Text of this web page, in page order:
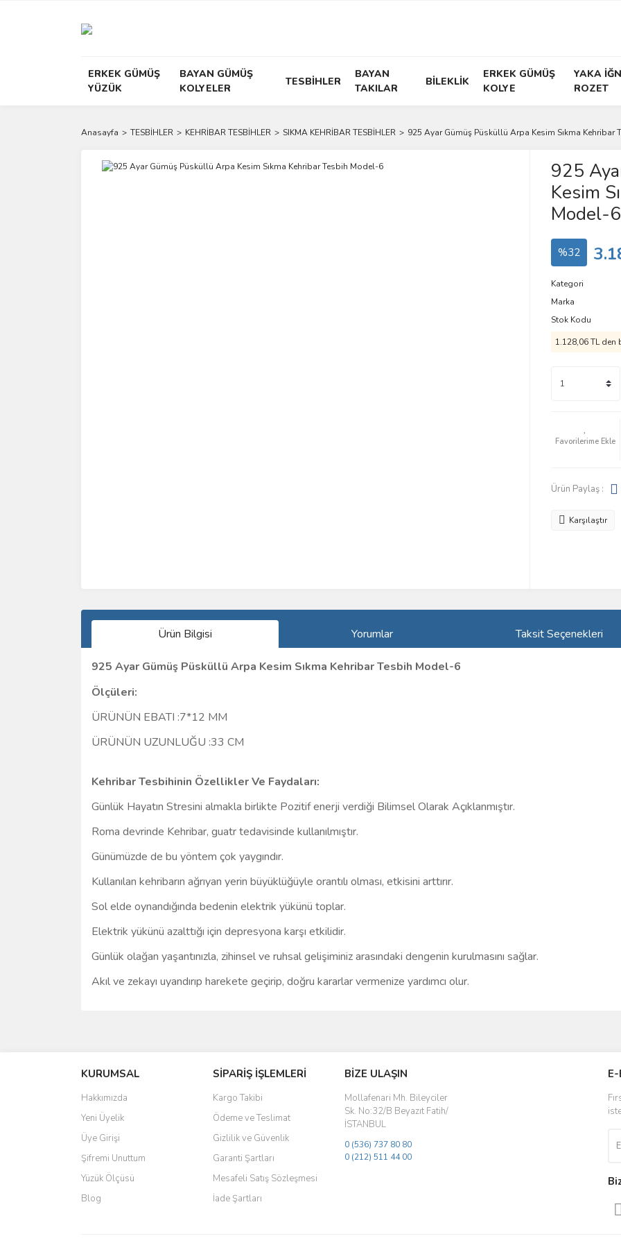
ERKEK GÜMÜŞ
YÜZÜK
BAYAN GÜMÜŞ
KOLYELER
TESBİHLER
BAYAN
TAKILAR
BİLEKLİK
ERKEK GÜMÜŞ
KOLYE
YAKA
ROZET
Anasayfa TESBİHLER KEHRİBAR TESBİHLER SIKMA KEHRİBAR TESBİHLER 925 Ayar Gümüş Püsküllü Arpa Kesim Sıkma Kehribar
925
Kesim
Model-6
%32
Kategori
Marka
Stok Kodu
1.128,06 TL
Ürün Paylaş :
Karşılaştır
Ürün Bilgisi Yorumlar Taksit Seçenekleri
925 Ayar Gümüş Püsküllü Arpa Kesim Sıkma Kehribar Tesbih Model-6
Ölçüleri:
ÜRÜNÜN EBATI :7*12 MM
ÜRÜNÜN UZUNLUĞU :33 CM
Kehribar Tesbihinin Özellikler Ve Faydaları:
Günlük Hayatın Stresini almakla birlikte Pozitif enerji verdiği Bilimsel Olarak Açıklanmıştır.
Roma devrinde Kehribar, guatr tedavisinde kullanılmıştır.
Günümüzde de bu yöntem çok yaygındır.
Kullanılan kehribarın ağrıyan yerin büyüklüğüyle orantılı olması, etkisini arttırır.
Sol elde oynandığında bedenin elektrik yükünü toplar.
Elektrik yükünü azalttığı için depresyona karşı etkilidir.
Günlük olağan yaşantınızla, zihinsel ve ruhsal gelişiminiz arasındaki dengenin kurulmasını sağlar.
Akıl ve zekayı uyandırıp harekete geçirip, doğru kararlar vermenize yardımcı olur.
Ürün resmi kalitesiz, bozuk veya görüntülenemiyor.
Ürün açıklamasında eksik bilgiler bulunuyor.
Ürün bilgilerinde hatalar bulunuyor.
Ürün fiyatı diğer sitelerden daha pahalı.
Bu ürüne benzer farklı alternatifler olmalı.
KURUMSAL
Hakkımızda
Yeni Üyelik
Üye Girişi
Şifremi Unuttum
Yüzük Ölçüsü
Blog
SİPARİŞ İŞLEMLERİ
Kargo Takibi
Ödeme ve Teslimat
Gizlilik ve Güvenlik
Garanti Şartları
Mesafeli Satış Sözleşmesi
İade Şartları
BİZE ULAŞIN
Mollafenari Mh. Bileyciler
Sk. No:32/B Beyazıt Fatih/
İSTANBUL
0 (536) 737 80 80
0 (212) 511 44 00